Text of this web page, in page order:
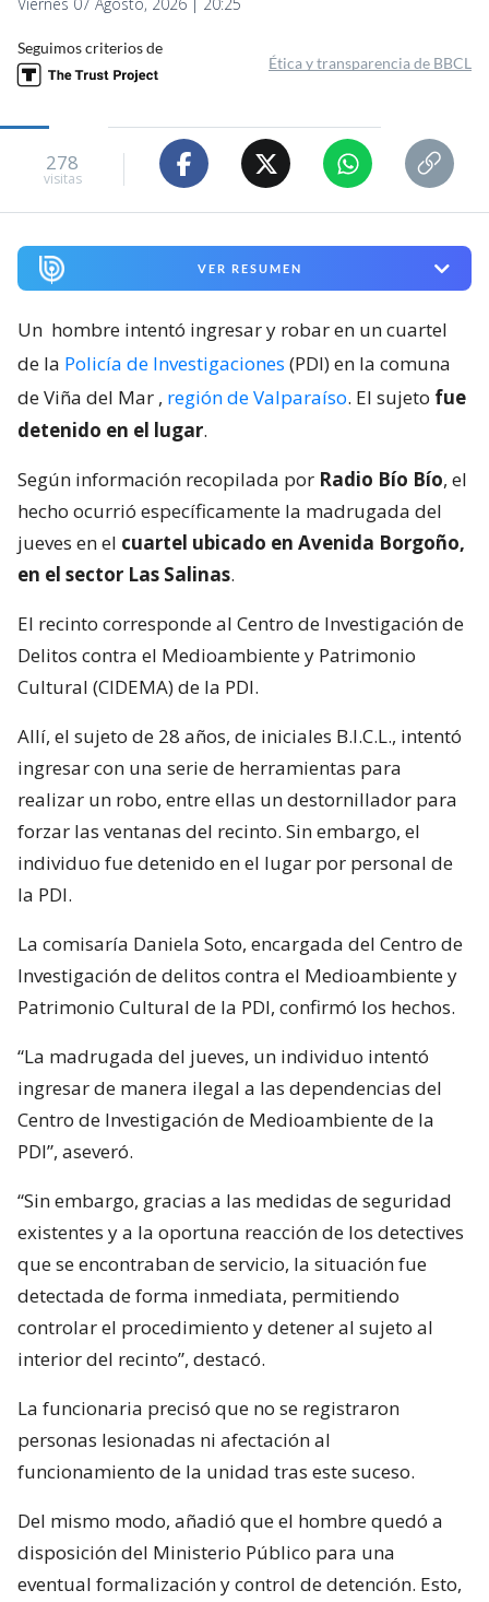
Viernes 07 Agosto, 2026 | 20:25
Seguimos criterios de
Ética y transparencia de BBCL
278
visitas
VER RESUMEN
Un hombre intentó ingresar y robar en un cuartel
de la Policía de Investigaciones (PDI) en la comuna
de Viña del Mar , región de Valparaíso. El sujeto fue
detenido en el lugar.
Según información recopilada por Radio Bío Bío, el
hecho ocurrió específicamente la madrugada del
jueves en el cuartel ubicado en Avenida Borgoño,
en el sector Las Salinas.
El recinto corresponde al Centro de Investigación de
Delitos contra el Medioambiente y Patrimonio
Cultural (CIDEMA) de la PDI.
Allí, el sujeto de 28 años, de iniciales B.I.C.L., intentó
ingresar con una serie de herramientas para
realizar un robo, entre ellas un destornillador para
forzar las ventanas del recinto. Sin embargo, el
individuo fue detenido en el lugar por personal de
la PDI.
La comisaría Daniela Soto, encargada del Centro de
Investigación de delitos contra el Medioambiente y
Patrimonio Cultural de la PDI, confirmó los hechos.
“La madrugada del jueves, un individuo intentó
ingresar de manera ilegal a las dependencias del
Centro de Investigación de Medioambiente de la
PDI”, aseveró.
“Sin embargo, gracias a las medidas de seguridad
existentes y a la oportuna reacción de los detectives
que se encontraban de servicio, la situación fue
detectada de forma inmediata, permitiendo
controlar el procedimiento y detener al sujeto al
interior del recinto”, destacó.
La funcionaria precisó que no se registraron
personas lesionadas ni afectación al
funcionamiento de la unidad tras este suceso.
Del mismo modo, añadió que el hombre quedó a
disposición del Ministerio Público para una
eventual formalización y control de detención. Esto,